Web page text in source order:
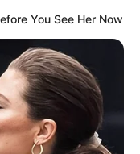
You See Her Now